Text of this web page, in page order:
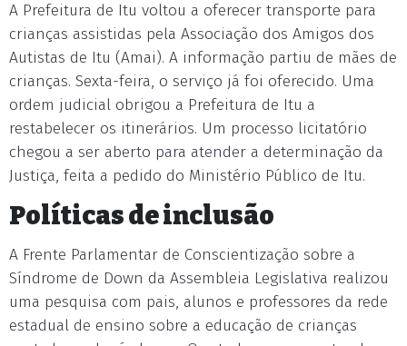
A Prefeitura de Itu voltou a oferecer transporte para
crianças assistidas pela Associação dos Amigos dos
Autistas de Itu (Amai). A informação partiu de mães de
crianças. Sexta-feira, o serviço já foi oferecido. Uma
ordem judicial obrigou a Prefeitura de Itu a
restabelecer os itinerários. Um processo licitatório
chegou a ser aberto para atender a determinação da
Justiça, feita a pedido do Ministério Público de Itu.
Políticas de inclusão
A Frente Parlamentar de Conscientização sobre a
Síndrome de Down da Assembleia Legislativa realizou
uma pesquisa com pais, alunos e professores da rede
estadual de ensino sobre a educação de crianças